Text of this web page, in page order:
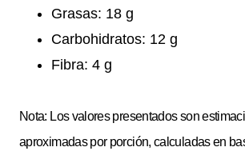
Grasas: 18 g
Carbohidratos: 12 g
Fibra: 4 g
Nota: Los valores presentados son
aproximadas por porción, calculadas en